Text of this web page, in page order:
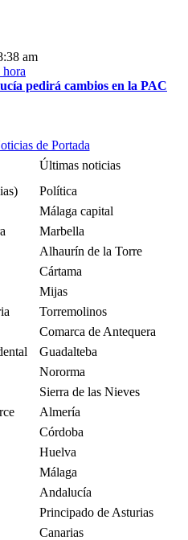
am
pedirá cambios en la PAC
de Portada
Últimas noticias
Política
Málaga capital
Marbella
Alhaurín de la Torre
Cártama
Mijas
Torremolinos
Comarca de Antequera
Guadalteba
Nororma
Sierra de las Nieves
Almería
Córdoba
Huelva
Málaga
Andalucía
Principado de Asturias
Canarias